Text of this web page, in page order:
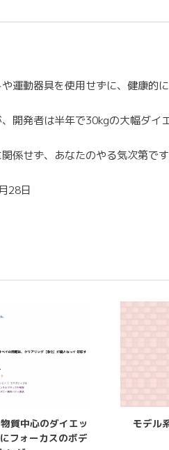
運動器具を使用せずに、健康的
開発者は半年で30kgの大幅ダイ
係せず、あなたのやる気次第で
28日
質中心のダイエッ
フォーカスのボデ
モデル